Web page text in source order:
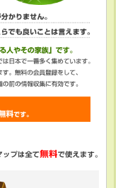
知、開示、
、利用の停
供の停止
を受け付け
、以下の
で受け付
がありま